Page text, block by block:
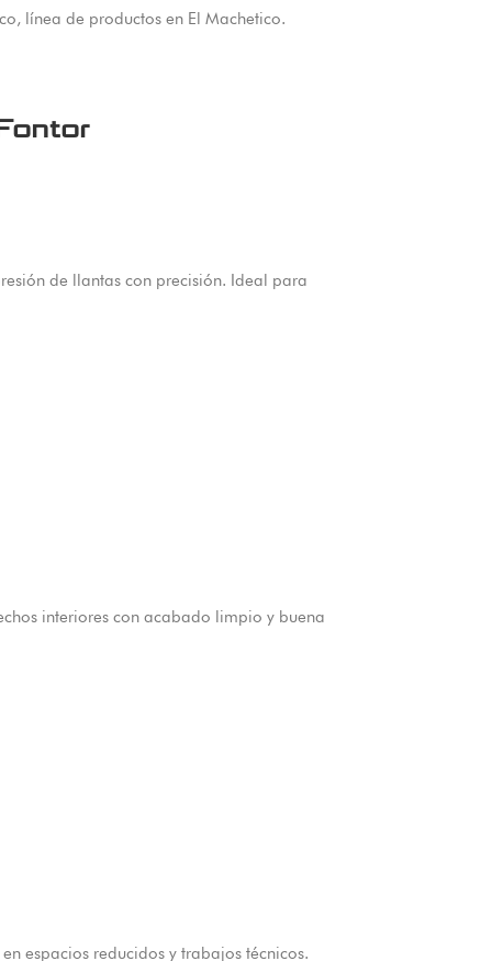
de llantas con precisión. Ideal para
interiores con acabado limpio y buena
espacios reducidos y trabajos técnicos.